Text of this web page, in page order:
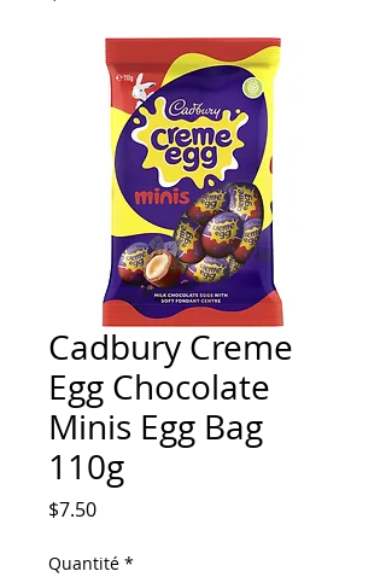
Cadbury Creme
Egg Chocolate
Minis Egg Bag
110g
$7.50Prix
Quantité *